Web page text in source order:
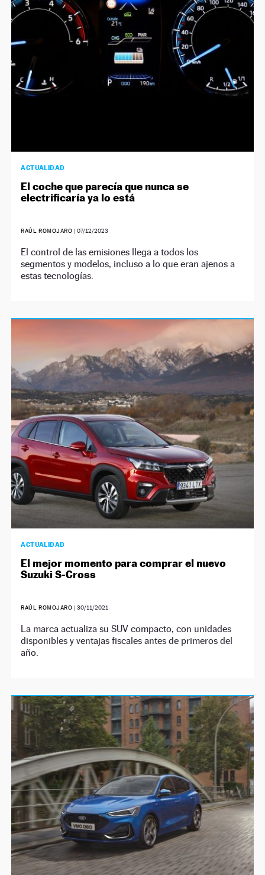
NEWSLETTER
ACTUALIDAD
El coche que parecía que nunca se
electrificaría ya lo está
RAÚL ROMOJARO | 07/12/2023
El control de las emisiones llega a todos los
segmentos y modelos, incluso a lo que eran ajenos a
estas tecnologías.
ACTUALIDAD
El mejor momento para comprar el nuevo
Suzuki S-Cross
RAÚL ROMOJARO | 30/11/2021
La marca actualiza su SUV compacto, con unidades
disponibles y ventajas fiscales antes de primeros del
año.